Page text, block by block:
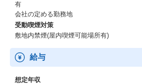
有
会社の定める勤務地
受動喫煙対策
敷地内禁煙(屋内喫煙可能場所有)
給与
想定年収